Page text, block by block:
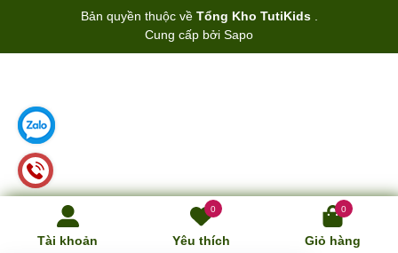
Tài khoản
0
Yêu thích
0
Giỏ hàng
Bản quyền thuộc về Tổng Kho TutiKids
Cung cấp bởi Sapo